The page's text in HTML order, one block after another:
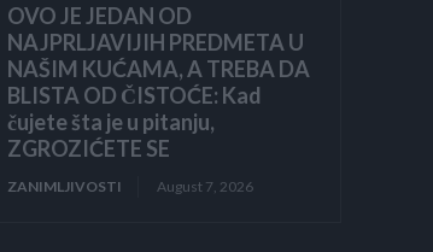
OVO JE JEDAN OD
NAJPRLJAVIJIH PREDMETA U
NAŠIM KUĆAMA, A TREBA DA
BLISTA OD ČISTOĆE: Kad
čujete šta je u pitanju,
ZGROZIĆETE SE
ZANIMLJIVOSTI August 7, 2026